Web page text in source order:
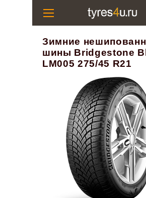
Зимние
шины Bridgestone
LM005 275/45 R21